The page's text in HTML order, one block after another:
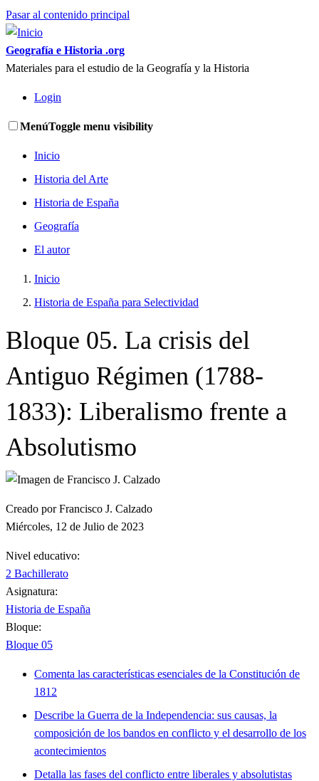
Pasar al contenido principal
Geografía e Historia .org
Materiales para el estudio de la Geografía y la Historia
Login
MenúToggle menu visibility
Inicio
Historia del Arte
Historia de España
Geografía
El autor
Inicio
Historia de España para Selectividad
Bloque 05. La crisis del
Antiguo Régimen (1788-
1833): Liberalismo frente a
Absolutismo
Creado por Francisco J. Calzado
Miércoles, 12 de Julio de 2023
Nivel educativo:
2 Bachillerato
Asignatura:
Historia de España
Bloque:
Bloque 05
Comenta las características esenciales de la Constitución de
1812
Describe la Guerra de la Independencia: sus causas, la
composición de los bandos en conflicto y el desarrollo de los
acontecimientos
Detalla las fases del conflicto entre liberales y absolutistas